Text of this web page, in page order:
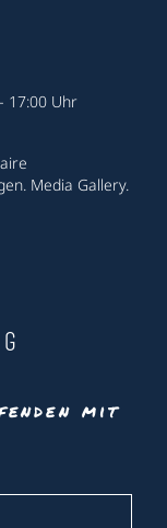
17:00 Uhr
. Media Gallery.
mit